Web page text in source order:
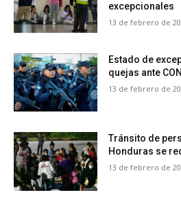
excepcionales
13 de febrero de
Estado de
quejas ante
13 de febrero de
Tránsito de
Honduras se
13 de febrero de